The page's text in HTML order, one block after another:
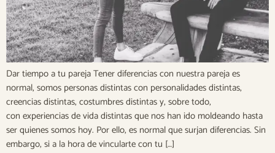
Dar tiempo a tu pareja Tener diferencias con nuestra pareja es
normal, somos personas distintas con personalidades distintas,
creencias distintas, costumbres distintas y, sobre todo,
con experiencias de vida distintas que nos han ido moldeando hasta
ser quienes somos hoy. Por ello, es normal que surjan diferencias. Sin
embargo, si a la hora de vincularte con tu […]